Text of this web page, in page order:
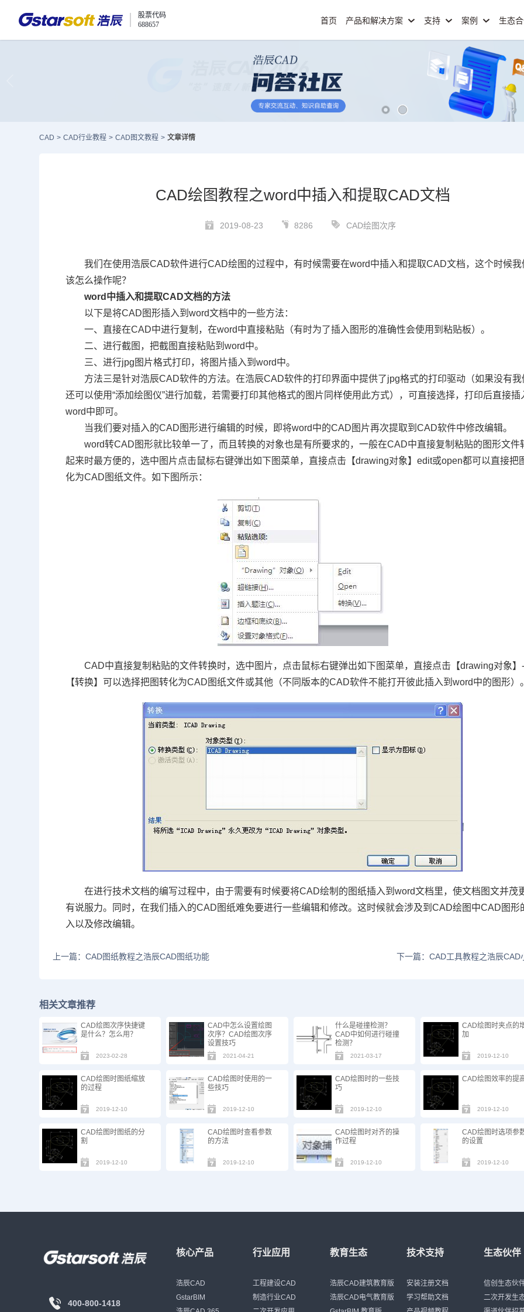
股票代码
688657
首页 产品和解决方案 支持 案例 生态
CAD > CAD行业教程 > CAD图文教程 > 文章详情
CAD绘图教程之word中插入和提取CAD文档
2019-08-23 8286 CAD绘图次序
我们在使用浩辰CAD软件进行CAD绘图的过程中，有时候需要在word中插入和提取CAD文档，这个时候我
该怎么操作呢？
word 中插入和提取CAD文档的方法
以下是将CAD 图形插入到word文档中的一些方法：
一、直接在CAD中进行复制，在word中直接粘贴（有时为了插入图形的准确性会使用到粘贴板）。
二、进行截图，把截图直接粘贴到word中。
三、进行jpg 图片格式打印，将图片插入到word中。
方法三是针对浩辰CAD软件的方法。在浩辰CAD软件的打印界面中提供了jpg格式的打印驱动（如果没有我
还可以使用“添加绘图仪”进行加载，若需要打印其他格式的图片同样使用此方式），可直接选择，打印后直接插
word中即可。
当我们要对插入的CAD 图形进行编辑的时候，即将word中的CAD 图片再次提取到CAD软件中修改编辑。
word转CAD 图形就比较单一了，而且转换的对象也是有所要求的，一般在CAD中直接复制粘贴的图形文件
起来时最方便的，选中图片点击鼠标右键弹出如下图菜单，直接点击【drawing对象】edit或open都可以直接把
化为CAD 图纸文件。如下图所示：
CAD中直接复制粘贴的文件转换时，选中图片，点击鼠标右键弹出如下图菜单，直接点击【drawing对象】
【转换】可以选择把图转化为CAD 图纸文件或其他（不同版本的CAD软件不能打开彼此插入到word中的图形）。
在进行技术文档的编写过程中，由于需要有时候要将CAD绘制的图纸插入到word文档里，使文档图文并茂
有说服力。同时，在我们插入的CAD 图纸难免要进行一些编辑和修改。这时候就会涉及到CAD绘图中CAD 图形
入以及修改编辑。
上一篇：CAD图纸教程之浩辰CAD图纸功能 下一篇：CAD工具教程之浩辰CAD
相关文章推荐
CAD绘图次序快捷键
是什么？怎么用？
2023-02-28
CAD中怎么设置绘图
次序？CAD绘图次序
设置技巧
2021-04-21
什么是碰撞检测？
CAD中如何进行碰撞
检测？
2021-03-17
CAD绘图时夹点的
加
2019-12-10
CAD绘图时图纸缩放
的过程
2019-12-10
CAD绘图时使用的一
些技巧
2019-12-10
CAD绘图时的一些技
巧
2019-12-10
CAD绘图效率的提
2019-12-10
CAD绘图时图纸的分
割
2019-12-10
CAD绘图时查看参数
的方法
2019-12-10
CAD绘图时对齐的操
作过程
2019-12-10
CAD绘图时选项参
的设置
2019-12-10
400-800-1418
核心产品
浩辰CAD
GstarBIM
行业应用
工程建设CAD
制造行业CAD
教育生态
浩辰CAD建筑教育版
浩辰CAD电气教育版
技术支持
安装注册文档
学习帮助文档
生态伙伴
信创生态伙
二次开发生